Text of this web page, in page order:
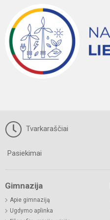
Tvarkaraščiai
Pasiekimai
Gimnazija
Apie gimnaziją
Ugdymo aplinka